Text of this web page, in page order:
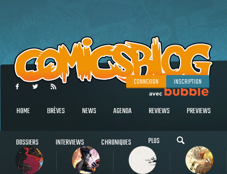
CONNEXION INSCRIPTION
HOME BRÈVES NEWS AGENDA REVIEWS PREVIEWS
DOSSIERS INTERVIEWS CHRONIQUES PLUS